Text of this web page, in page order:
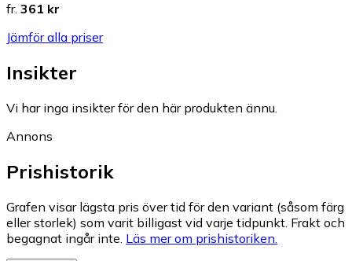
fr. 361 kr
Jämför alla priser
Insikter
Vi har inga insikter för den här produkten ännu.
Annons
Prishistorik
Grafen visar lägsta pris över tid för den variant (såsom färg
eller storlek) som varit billigast vid varje tidpunkt. Frakt och
begagnat ingår inte. Läs mer om prishistoriken.